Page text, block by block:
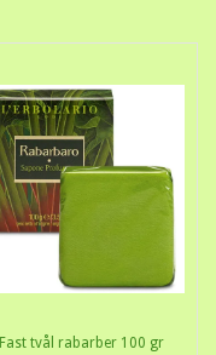
Fast tvål rabarber 100 gr